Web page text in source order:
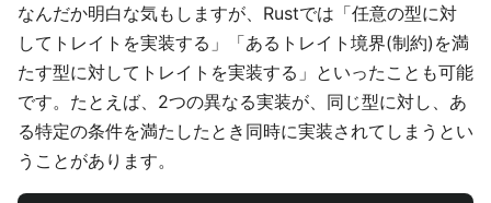
なんだか明白な気もしますが、Rustでは「任意の型に対
してトレイトを実装する」「あるトレイト境界(制約)を満
たす型に対してトレイトを実装する」といったことも可能
です。たとえば、2つの異なる実装が、同じ型に対し、あ
る特定の条件を満たしたとき同時に実装されてしまうとい
うことがあります。